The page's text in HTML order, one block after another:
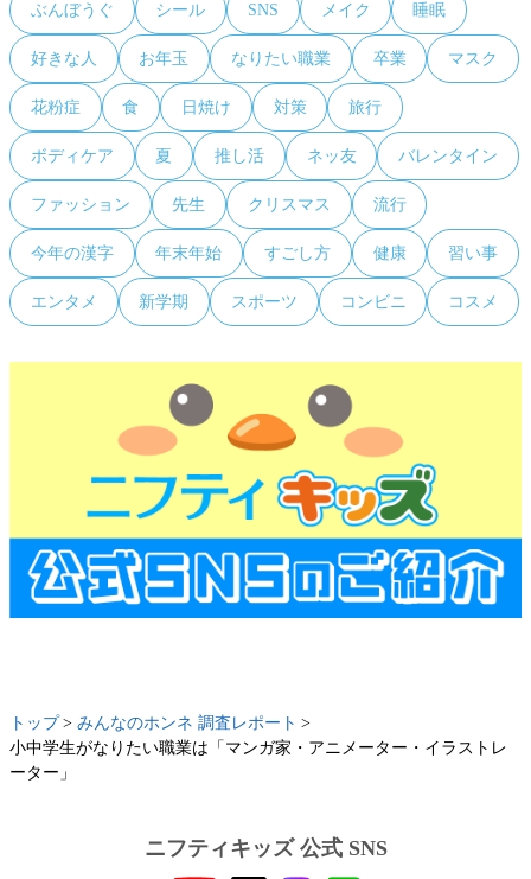
ぶんぼうぐ シール SNS メイク 睡眠
好きな人 お年玉 なりたい職業 卒業 マスク
花粉症 食 日焼け 対策 旅行
ボディケア 夏 推し活 ネッ友 バレンタイン
ファッション 先生 クリスマス 流行
今年の漢字 年末年始 すごし方 健康 習い事
エンタメ 新学期 スポーツ コンビニ コスメ
トップ
みんなのホンネ 調査レポート
小中学生がなりたい職業は「マンガ家・アニメーター・イラストレ
ーター」
ニフティキッズ 公式 SNS